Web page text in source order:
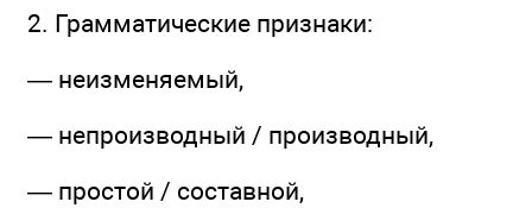
2. Грамматические признаки:
— неизменяемый,
— непроизводный / производный,
— простой / составной,